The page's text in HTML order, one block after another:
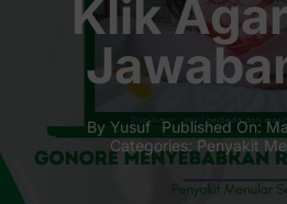
Tanya Apollo
Kontak
Klik
By Yusuf
Published On:
Categories: Penyakit